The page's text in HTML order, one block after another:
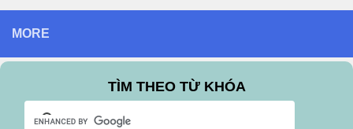
MORE
TÌM THEO TỪ KHÓA